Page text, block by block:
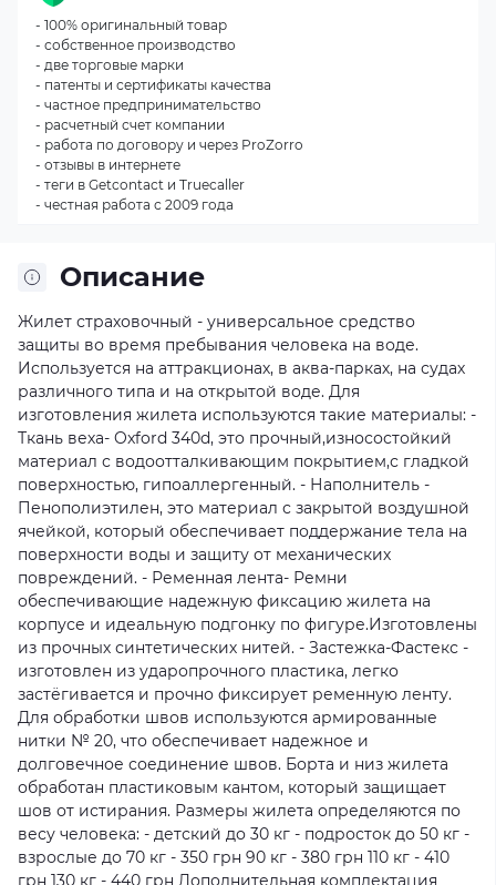
Описание
Жилет страховочный - универсальное средство
защиты во время пребывания человека на воде.
Используется на аттракционах, в аква-парках, на судах
различного типа и на открытой воде. Для
изготовления жилета используются такие материалы: -
Ткань веха- Oxford 340d, это прочный,износостойкий
материал с водоотталкивающим покрытием,с гладкой
поверхностью, гипоаллергенный. - Наполнитель -
Пенополиэтилен, это материал с закрытой воздушной
ячейкой, который обеспечивает поддержание тела на
поверхности воды и защиту от механических
повреждений. - Ременная лента- Ремни
обеспечивающие надежную фиксацию жилета на
корпусе и идеальную подгонку по фигуре.Изготовлены
из прочных синтетических нитей. - Застежка-Фастекс -
изготовлен из ударопрочного пластика, легко
застёгивается и прочно фиксирует ременную ленту.
Для обработки швов используются армированные
нитки № 20, что обеспечивает надежное и
долговечное соединение швов. Борта и низ жилета
обработан пластиковым кантом, который защищает
шов от истирания. Размеры жилета определяются по
весу человека: - детский до 30 кг - подросток до 50 кг -
взрослые до 70 кг - 350 грн 90 кг - 380 грн 110 кг - 410
грн 130 кг - 440 грн Дополнительная комплектация
- 100% оригинальный товар
- собственное производство
- две торговые марки
- патенты и сертификаты качества
- частное предпринимательство
- расчетный счет компании
- работа по договору и через ProZorro
- отзывы в интернете
- теги в Getcontact и Truecaller
- честная работа с 2009 года